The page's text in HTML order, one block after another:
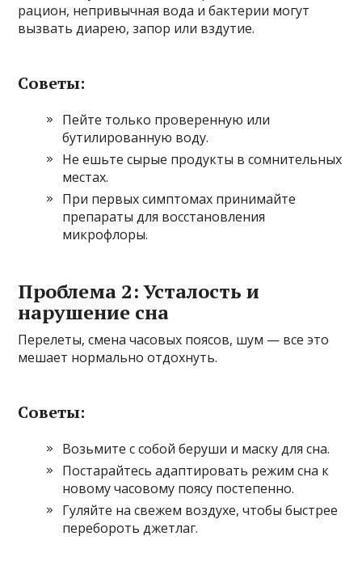
рацион, непривычная вода и бактерии могут
вызвать диарею, запор или вздутие.
Советы:
Пейте только проверенную или
бутилированную воду.
Не ешьте сырые продукты в сомнительных
местах.
При первых симптомах принимайте
препараты для восстановления
микрофлоры.
Проблема 2: Усталость и
нарушение сна
Перелеты, смена часовых поясов, шум — все это
мешает нормально отдохнуть.
Советы:
Возьмите с собой беруши и маску для сна.
Постарайтесь адаптировать режим сна к
новому часовому поясу постепенно.
Гуляйте на свежем воздухе, чтобы быстрее
перебороть джетлаг.